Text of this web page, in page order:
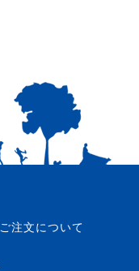
ご注文について